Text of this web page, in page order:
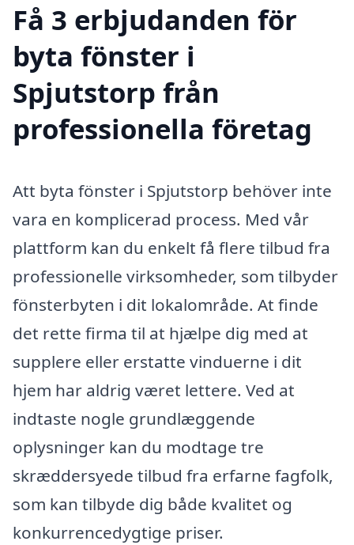
Få 3 erbjudanden för
byta fönster i
Spjutstorp från
professionella företag
Att byta fönster i Spjutstorp behöver inte
vara en komplicerad process. Med vår
plattform kan du enkelt få flere tilbud fra
professionelle virksomheder, som tilbyder
fönsterbyten i dit lokalområde. At finde
det rette firma til at hjælpe dig med at
supplere eller erstatte vinduerne i dit
hjem har aldrig været lettere. Ved at
indtaste nogle grundlæggende
oplysninger kan du modtage tre
skræddersyede tilbud fra erfarne fagfolk,
som kan tilbyde dig både kvalitet og
konkurrencedygtige priser.